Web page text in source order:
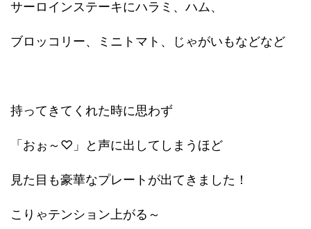
サーロインステーキにハラミ、ハム、
ブロッコリー、ミニトマト、じゃがいもなどなど
持ってきてくれた時に思わず
「おぉ～♡」と声に出してしまうほど
見た目も豪華なプレートが出てきました！
こりゃテンション上がる～